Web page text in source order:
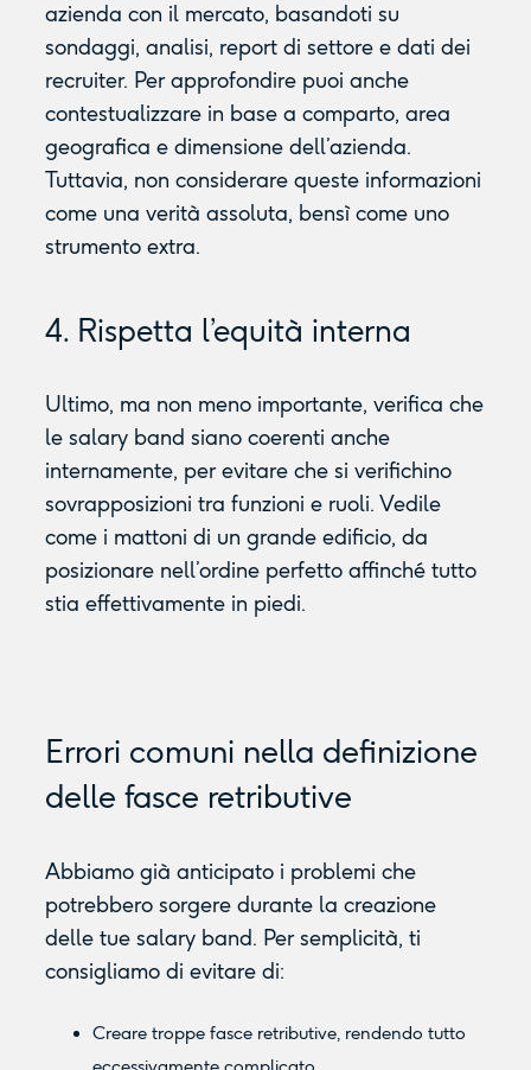
azienda con il mercato, basandoti su
sondaggi, analisi, report di settore e dati dei
recruiter. Per approfondire puoi anche
contestualizzare in base a comparto, area
geografica e dimensione dell’azienda.
Tuttavia, non considerare queste informazioni
come una verità assoluta, bensì come uno
strumento extra.
4. Rispetta l’equità interna
Ultimo, ma non meno importante, verifica che
le salary band siano coerenti anche
internamente, per evitare che si verifichino
sovrapposizioni tra funzioni e ruoli. Vedile
come i mattoni di un grande edificio, da
posizionare nell’ordine perfetto affinché tutto
stia effettivamente in piedi.
Errori comuni nella definizione
delle fasce retributive
Abbiamo già anticipato i problemi che
potrebbero sorgere durante la creazione
delle tue salary band. Per semplicità, ti
consigliamo di evitare di:
Creare troppe fasce retributive, rendendo tutto